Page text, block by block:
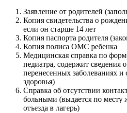
Заявление от родителей
Копия свидетельства о
если он старше 14 лет
Копия паспорта родителя
Копия полиса ОМС ребенка
Медицинская справка по
педиатра, содержит сведения
перенесенных заболеваниях
здоровья)
Справка об отсутствии
больными (выдается по месту
отъезда в лагерь)